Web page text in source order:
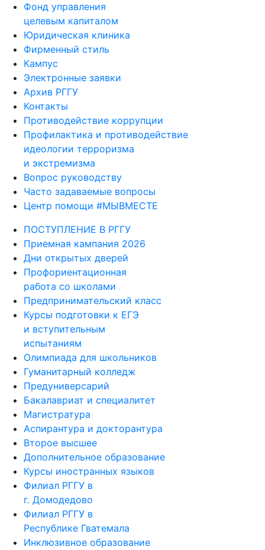
Фонд управления
целевым капиталом
Юридическая клиника
Фирменный стиль
Кампус
Электронные заявки
Архив РГГУ
Контакты
Противодействие коррупции
Профилактика и противодействие
идеологии терроризма
и экстремизма
Вопрос руководству
Часто задаваемые вопросы
Центр помощи #МЫВМЕСТЕ
ПОСТУПЛЕНИЕ В РГГУ
Приемная кампания 2026
Дни открытых дверей
Профориентационная
работа со школами
Предпринимательский класс
Курсы подготовки к ЕГЭ
и вступительным
испытаниям
Олимпиада для школьников
Гуманитарный колледж
Предуниверсарий
Бакалавриат и специалитет
Магистратура
Аспирантура и докторантура
Второе высшее
Дополнительное образование
Курсы иностранных языков
Филиал РГГУ в
г. Домодедово
Филиал РГГУ в
Республике Гватемала
Инклюзивное образование